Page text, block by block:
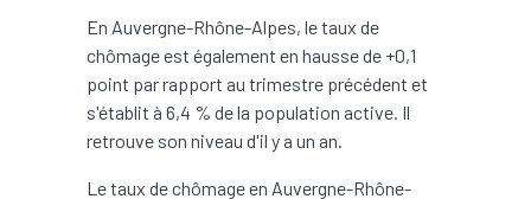
En Auvergne-Rhône-Alpes, le taux de
chômage est également en hausse de +0,1
point par rapport au trimestre précédent et
s'établit à 6,4 % de la population active. Il
retrouve son niveau d'il y a un an.
Le taux de chômage en Auvergne-Rhône-